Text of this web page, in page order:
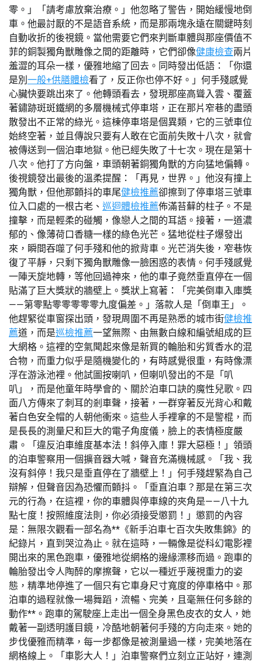
零。」「請考慮放棄治療。」他忽略了警告，開始緩慢地倒
車。他最討厭的不是語音系統，而是那兩塊永遠在關鍵時刻
自動收折的後視鏡。當他需要它們來判斷車體與那座價值不
菲的銅製獨角獸雕像之間的距離時，它們卻像健康檢查兩片
羞澀的耳朵一樣，優雅地縮了回去。同時發出低語：「你還
是別 一般+供膳體檢看了，反正你也停不好。」何手殘感覺
心臟快要跳出來了。他轉頭看去，發現那座高聳入雲、覆蓋
著鏽跡斑斑鐵網的多層機械式停車塔，正在那片窄巷的盡頭
散發出不正常的綠光。這棟停車塔是個異類，它的三號車位
始終空著，並且傳說只要有人敢在它面前失敗十八次，就會
被傳送到一個泊車地獄。他已經失敗了十七次。現在是第十
八次。他打了方向盤，車頭朝著銅獨角獸的方向猛地偏轉。
後視鏡發出最後的溫柔提醒：「再見，世界。」他沒有撞上
獨角獸，但他那顫抖的車尾健檢推薦卻擦到了停車塔三號車
位入口處的一根古老、 巡迴體檢推薦佈滿苔蘚的柱子。不是
撞擊，而是輕柔的碰觸，像戀人之間的耳語。接著，一道濃
郁的、像薄荷口香糖一樣的綠色光芒。猛地從柱子爆發出
來，瞬間吞噬了何手殘和他的掀背車。光芒消失後，窄巷恢
復了平靜，只剩下獨角獸雕像一臉困惑的表情。何手殘感覺
一陣天旋地轉，等他回過神來，他的車子竟然垂直停在一個
貼滿了巨大獎狀的牆壁上。獎狀上寫著：「完美倒車入庫獎
——第零點零零零零零九度偏差。」落款人是「倒車王」。
他趕緊從車窗探出頭，發現周圍不再是熟悉的城市街健檢推
薦道，而是巡檢推薦一望無際、由無數白線和編號組成的巨
大網格。這裡的空氣聞起來像是新買的輪胎和劣質香水的混
合物，而重力似乎是隨機變化的，有時感覺很重，有時像漂
浮在游泳池裡。他試圖按喇叭，但喇叭發出的不是「叭
叭」，而是他童年時學會的、關於泊車口訣的魔性兒歌。四
面八方傳來了刺耳的剎車聲，接著，一群穿著反光背心和戴
著白色安全帽的人朝他衝來。這些人手裡拿的不是警棍，而
是長長的測量尺和巨大的電子角度儀，臉上的表情極度嚴
肅。「違反泊車維度基本法！斜停入庫！罪大惡極！」領頭
的泊車警察用一個擴音器大喊，聲音充滿機械感。「我、我
沒有斜停！我只是垂直停在了牆壁上！」何手殘趕緊為自己
辯解，但聲音因為恐懼而顫抖。「垂直泊車？那是在第三次
元的行為，在這裡，你的車體與停車線的夾角是——八十九
點七度！按照維度法則，你必須接受懲罰！」懲罰的內容
是：無限次觀看一部名為**《新手泊車七百次失敗集錦》的
紀錄片，直到哭泣為止。就在這時，一輛像是從科幻電影裡
開出來的黑色跑車，優雅地從網格的邊緣漂移而過。跑車的
輪胎發出令人陶醉的摩擦聲，它以一種近乎蔑視重力的姿
態，精準地停進了一個只有它車身尺寸寬度的停車格中。那
泊車的過程就像一場舞蹈，流暢、完美，且毫無任何多餘的
動作**。跑車的駕駛座上走出一個全身黑色皮衣的女人，她
戴著一副透明護目鏡，冷酷地朝著何手殘的方向走來。她的
步伐優雅而精準，每一步都像是被測量過一樣，完美地落在
網格線上。「車影大人！」泊車警察們立刻立正站好，連測